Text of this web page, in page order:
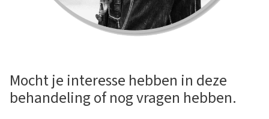
Mocht je interesse hebben in deze
behandeling of nog vragen hebben.